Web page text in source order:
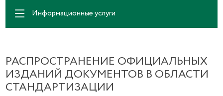
Информационные услуги
РАСПРОСТРАНЕНИЕ ОФИЦИАЛЬНЫХ
ИЗДАНИЙ ДОКУМЕНТОВ В ОБЛАСТИ
СТАНДАРТИЗАЦИИ